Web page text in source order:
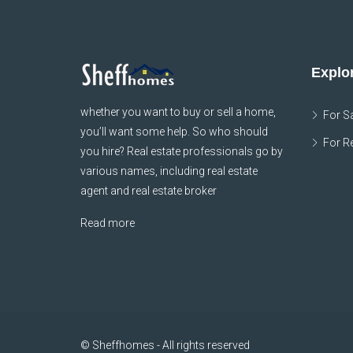
whether you want to buy or sell a home,
you’ll want some help. So who should
you hire? Real estate professionals go by
various names, including real estate
agent and real estate broker
Read more
For
For
© Sheffhomes - All rights reserved